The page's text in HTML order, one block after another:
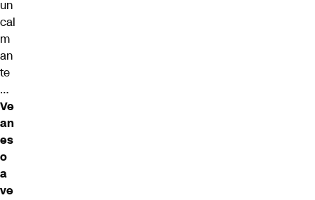
un
cal
m
an
te
…
Ve
an
es
o
a
ve